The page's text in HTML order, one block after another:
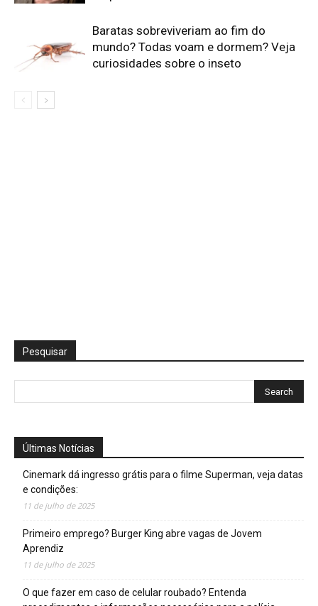
Baratas sobreviveriam ao fim do
mundo? Todas voam e dormem? Veja
curiosidades sobre o inseto
Pesquisar
Últimas Notícias
Cinemark dá ingresso grátis para o filme Superman, veja datas
e condições:
11 de julho de 2025
Primeiro emprego? Burger King abre vagas de Jovem
Aprendiz
11 de julho de 2025
O que fazer em caso de celular roubado? Entenda